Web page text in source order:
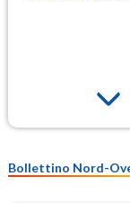
Bollettino Nord-